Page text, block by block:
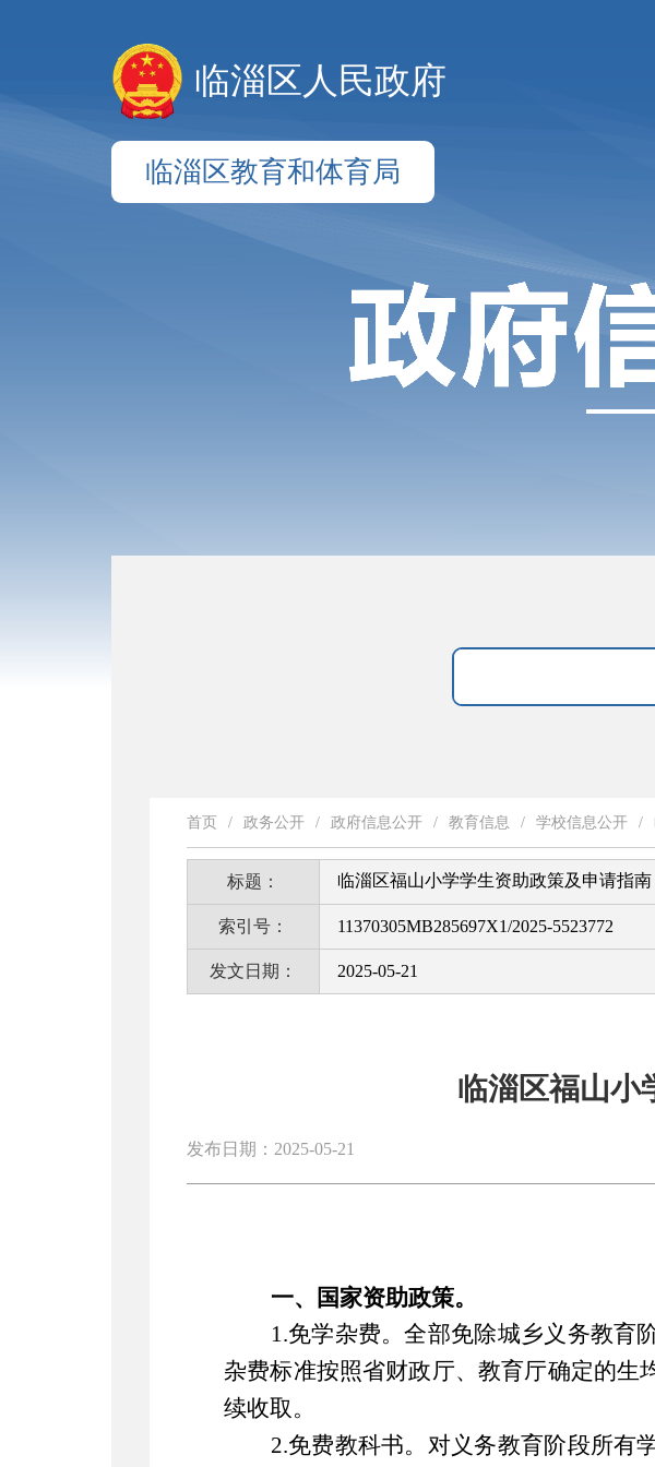
临淄区人民政府
临淄区教育和体育局
首页 / 政务公开 / 政府信息公开 / 教育信息 / 学校信息公开 /
标题： 临淄区福山小学学生资助政策及申请指南
索引号： 11370305MB285697X1/2025-5523772
发文日期： 2025-05-21
临淄区福山小
发布日期：2025-05-21
一、 国家资助政策。
1.免学杂费。全部免除城乡义务教育
杂费标准按照省财政厅、教育厅确定的生
续收取。
2.免费教科书。对义务教育阶段所有